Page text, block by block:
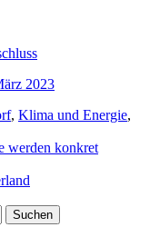
2023
, Klima und Energie,
werden konkret